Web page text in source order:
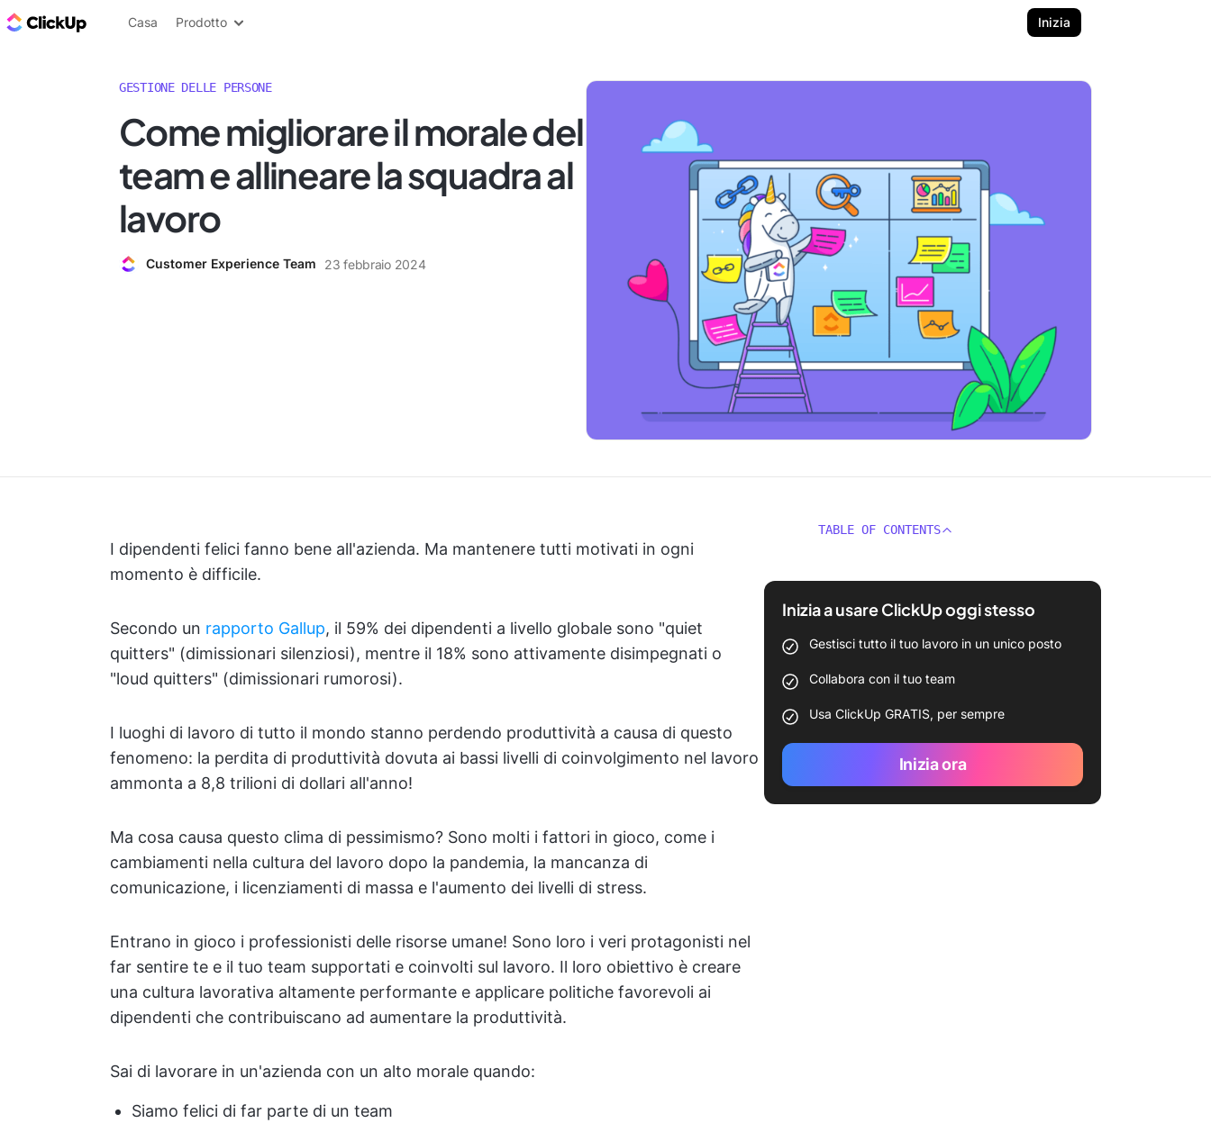
Blog di ClickUp
Casa Prodotto Inizia
GESTIONE DELLE PERSONE
Come migliorare il morale del
team e allineare la squadra al
lavoro
Customer Experience Team 23 febbraio 2024
I dipendenti felici fanno bene all'azienda. Ma mantenere tutti motivati in ogni
momento è difficile.
Secondo un rapporto Gallup, il 59% dei dipendenti a livello globale sono "quiet
quitters" (dimissionari silenziosi), mentre il 18% sono attivamente disimpegnati o
"loud quitters" (dimissionari rumorosi).
I luoghi di lavoro di tutto il mondo stanno perdendo produttività a causa di questo
fenomeno: la perdita di produttività dovuta ai bassi livelli di coinvolgimento nel lavoro
ammonta a 8,8 trilioni di dollari all'anno!
Ma cosa causa questo clima di pessimismo? Sono molti i fattori in gioco, come i
cambiamenti nella cultura del lavoro dopo la pandemia, la mancanza di
comunicazione, i licenziamenti di massa e l'aumento dei livelli di stress.
Entrano in gioco i professionisti delle risorse umane! Sono loro i veri protagonisti nel
far sentire te e il tuo team supportati e coinvolti sul lavoro. Il loro obiettivo è creare
una cultura lavorativa altamente performante e applicare politiche favorevoli ai
dipendenti che contribuiscano ad aumentare la produttività.
Sai di lavorare in un'azienda con un alto morale quando:
Siamo felici di far parte di un team
TABLE OF CONTENTS
Inizia a usare ClickUp oggi stesso
Gestisci tutto il tuo lavoro in un unico posto
Collabora con il tuo team
Usa ClickUp GRATIS, per sempre
Inizia ora